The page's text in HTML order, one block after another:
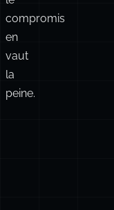
compromis
en
vaut
la
peine.